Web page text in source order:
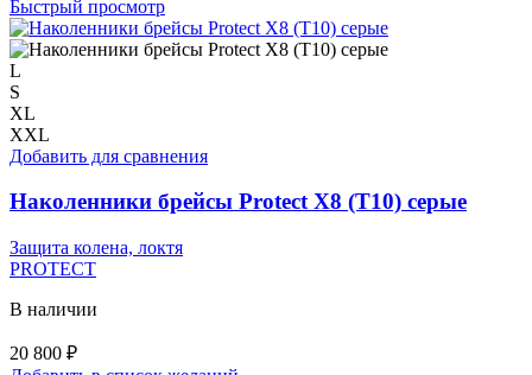
Быстрый просмотр
L
S
XL
XXL
Добавить для сравнения
Наколенники брейсы Protect X8 (T10) серые
Защита колена, локтя
PROTECT
В наличии
20 800 ₽